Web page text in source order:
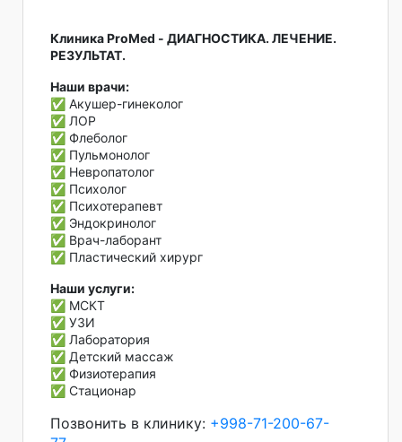
Клиника ProMed - ДИАГНОСТИКА. ЛЕЧЕНИЕ.
РЕЗУЛЬТАТ.
Наши врачи:
✅ Акушер-гинеколог
✅ ЛОР
✅ Флеболог
✅ Пульмонолог
✅ Невропатолог
✅ Психолог
✅ Психотерапевт
✅ Эндокринолог
✅ Врач-лаборант
✅ Пластический хирург
Наши услуги:
✅ МСКТ
✅ УЗИ
✅ Лаборатория
✅ Детский массаж
✅ Физиотерапия
✅ Стационар
Позвонить в клинику: +998-71-200-67-